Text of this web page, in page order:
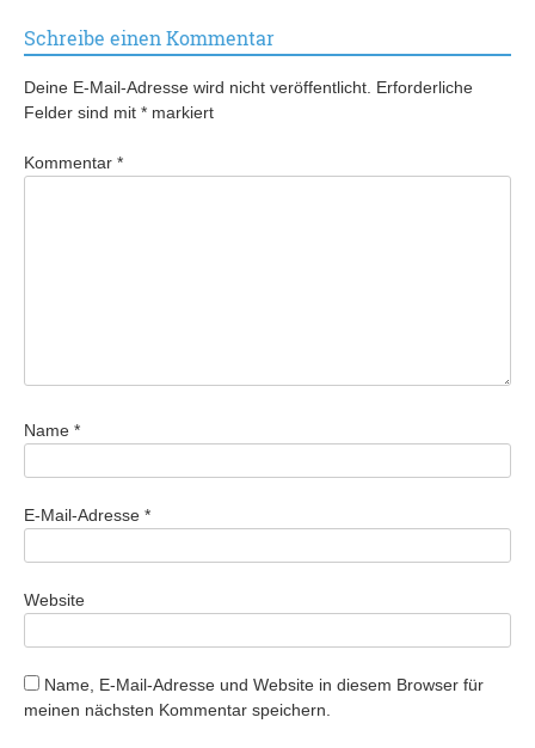
Schreibe einen Kommentar
Deine E-Mail-Adresse wird nicht veröffentlicht. Erforderliche
Felder sind mit * markiert
Kommentar *
Name *
E-Mail-Adresse *
Website
Name, E-Mail-Adresse und Website in diesem Browser für
meinen nächsten Kommentar speichern.